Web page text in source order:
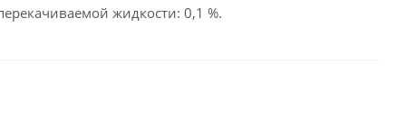
жидкости: 0,1 %.